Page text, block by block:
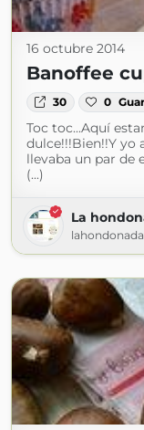
16 octubre 2014
Banoffee
30 0
Toc toc...Aquí
dulce!!!Bien!!Y yo
llevaba un par de
(...)
La